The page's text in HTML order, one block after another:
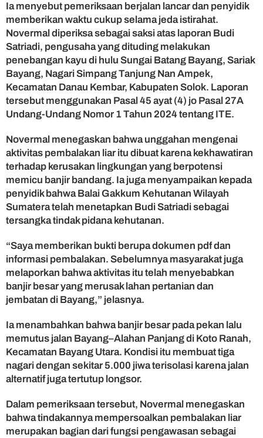
P
e
m
l
a
k
a
n
i
r
Ia menyebut pemeriksaan berjalan lancar dan penyidik
memberikan waktu cukup selama jeda istirahat.
Novermal diperiksa sebagai saksi atas laporan Budi
Satriadi, pengusaha yang dituding melakukan
penebangan kayu di hulu Sungai Batang Bayang, Sariak
Bayang, Nagari Simpang Tanjung Nan Ampek,
Kecamatan Danau Kembar, Kabupaten Solok. Laporan
tersebut menggunakan Pasal 45 ayat (4) jo Pasal 27A
Undang-Undang Nomor 1 Tahun 2024 tentang ITE.
Novermal menegaskan bahwa unggahan mengenai
aktivitas pembalakan liar itu dibuat karena kekhawatiran
terhadap kerusakan lingkungan yang berpotensi
memicu banjir bandang. Ia juga menyampaikan kepada
penyidik bahwa Balai Gakkum Kehutanan Wilayah
Sumatera telah menetapkan Budi Satriadi sebagai
tersangka tindak pidana kehutanan.
“Saya memberikan bukti berupa dokumen pdf dan
informasi pembalakan. Sebelumnya masyarakat juga
melaporkan bahwa aktivitas itu telah menyebabkan
banjir besar yang merusak lahan pertanian dan
jembatan di Bayang,” jelasnya.
Ia menambahkan bahwa banjir besar pada pekan lalu
memutus jalan Bayang–Alahan Panjang di Koto Ranah,
Kecamatan Bayang Utara. Kondisi itu membuat tiga
nagari dengan sekitar 5.000 jiwa terisolasi karena jalan
alternatif juga tertutup longsor.
Dalam pemeriksaan tersebut, Novermal menegaskan
bahwa tindakannya mempersoalkan pembalakan liar
merupakan bagian dari fungsi pengawasan sebagai